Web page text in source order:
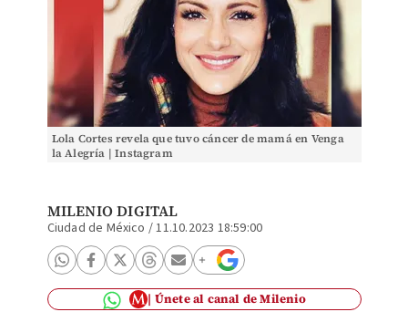
Lola Cortes revela que tuvo cáncer de mamá en Venga
la Alegría | Instagram
MILENIO DIGITAL
Ciudad de México /11.10.2023 18:59:00
Únete al canal de Milenio